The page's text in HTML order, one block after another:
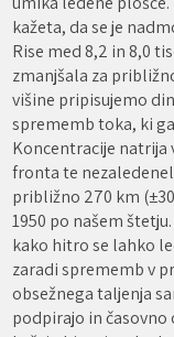
kažeta, da se je
Rise med 8,2 in 8,0
zmanjšala za
višine pripisujemo
sprememb toka, ki
Koncentracije natrija
fronta te
približno 270 km
1950 po našem
kako hitro se lahko
zaradi sprememb v
obsežnega taljenja
podpirajo in